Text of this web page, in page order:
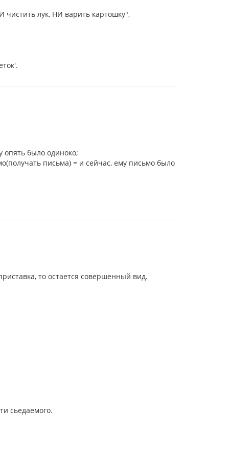
чистить лук, НИ варить картошку",
опять было одиноко;
письма) = и сейчас, ему письмо было
то остается совершенный вид.
сьедаемого.